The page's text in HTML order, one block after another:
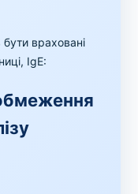
враховані
IgE: